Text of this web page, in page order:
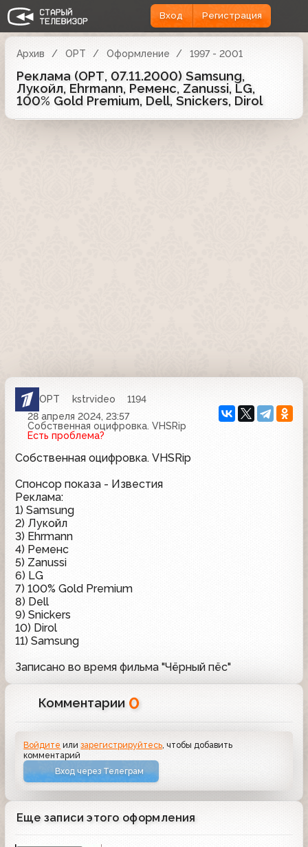
Вход Регистрация
Архив ОРТ Оформление 1997 - 2001
Реклама (ОРТ, 07.11.2000) Samsung,
Лукойл, Ehrmann, Ременс, Zanussi, LG,
100% Gold Premium, Dell, Snickers, Dirol
ОРТ kstrvideo
1194
28 апреля 2024, 23:57
Собственная оцифровка. VHSRip
Есть проблема?
Собственная оцифровка. VHSRip
Спонсор показа - Известия
Реклама:
1) Samsung
2) Лукойл
3) Ehrmann
4) Ременс
5) Zanussi
6) LG
7) 100% Gold Premium
8) Dell
9) Snickers
10) Dirol
11) Samsung
Записано во время фильма "Чёрный пёс"
Комментарии 0
Войдите илизарегистрируйтесь , чтобы добавить
комментарий
Вход через Телеграм
Еще записи этого оформления